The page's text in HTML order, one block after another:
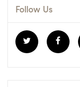
Follow Us